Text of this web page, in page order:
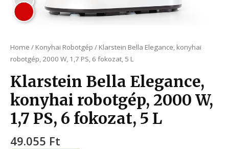
Home / Konyhai Robotgép / Klarstein Bella Elegance, konyhai
robotgép, 2000 W, 1,7 PS, 6 fokozat, 5 L
Klarstein Bella Elegance,
konyhai robotgép, 2000 W,
1,7 PS, 6 fokozat, 5 L
49.055 Ft